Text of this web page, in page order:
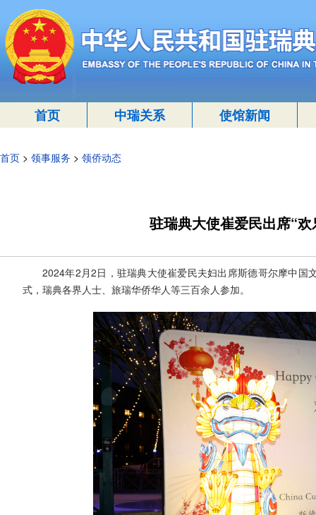
首页 中瑞关系 使馆新闻
首页 > 领事服务 > 领侨动态
驻瑞典大使崔爱民出席“
2024年2月2日，驻瑞典大使崔爱民夫妇出席斯德哥尔摩中国
式，瑞典各界人士、旅瑞华侨华人等三百余人参加。